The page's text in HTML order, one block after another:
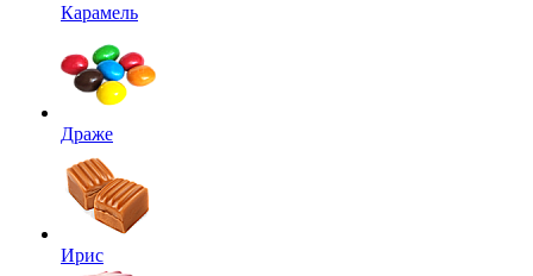
Карамель
Драже
Ирис